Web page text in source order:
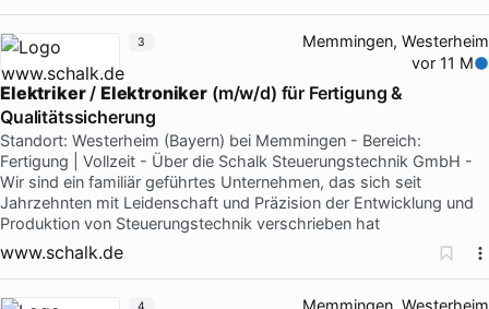
Memmingen, Westerheim
vor 11 M
Elektriker/ Elektroniker (m/w/d) für Fertigung &
Qualitätssicherung
Standort: Westerheim (Bayern) bei Memmingen - Bereich:
Fertigung | Vollzeit - Über die Schalk Steuerungstechnik GmbH -
Wir sind ein familiär geführtes Unternehmen, das sich seit
Jahrzehnten mit Leidenschaft und Präzision der Entwicklung und
Produktion von Steuerungstechnik verschrieben hat
www.schalk.de
3
4